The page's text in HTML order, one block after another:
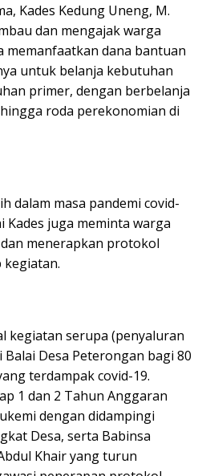
Kades Kedung Uneng, M.
dan mengajak warga
memanfaatkan dana bantuan
untuk belanja kebutuhan
primer, dengan berbelanja
roda perekonomian di
dalam masa pandemi covid-
Kades juga meminta warga
menerapkan protokol
kegiatan.
kegiatan serupa (penyaluran
Desa Peterongan bagi 80
terdampak covid-19.
1 dan 2 Tahun Anggaran
dengan didampingi
Desa, serta Babinsa
Khair yang turun